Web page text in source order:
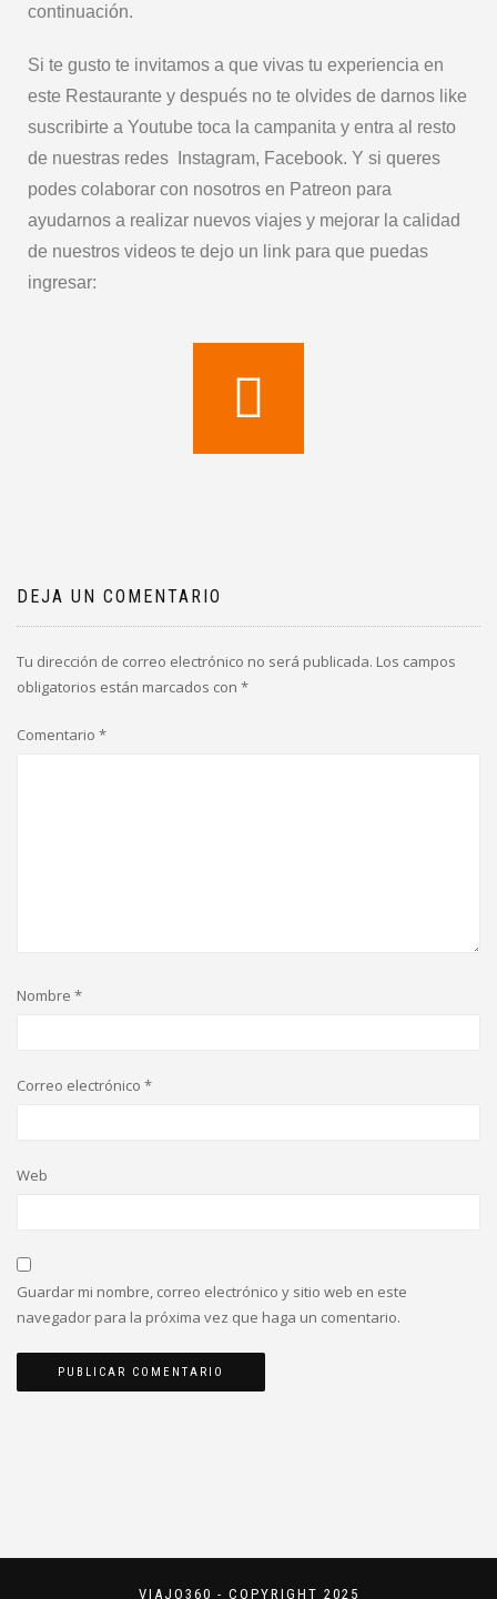
continuación.
Si te gusto te invitamos a que vivas tu experiencia en
este Restaurante y después no te olvides de darnos like
suscribirte a Youtube toca la campanita y entra al resto
de nuestras redes Instagram, Facebook. Y si queres
podes colaborar con nosotros en Patreon para
ayudarnos a realizar nuevos viajes y mejorar la calidad
de nuestros videos te dejo un link para que puedas
ingresar:
DEJA UN COMENTARIO
Tu dirección de correo electrónico no será publicada. Los campos
obligatorios están marcados con *
Comentario *
Nombre *
Correo electrónico *
Web
Guardar mi nombre, correo electrónico y sitio web en este
navegador para la próxima vez que haga un comentario.
VIAJO360 - COPYRIGHT 2025